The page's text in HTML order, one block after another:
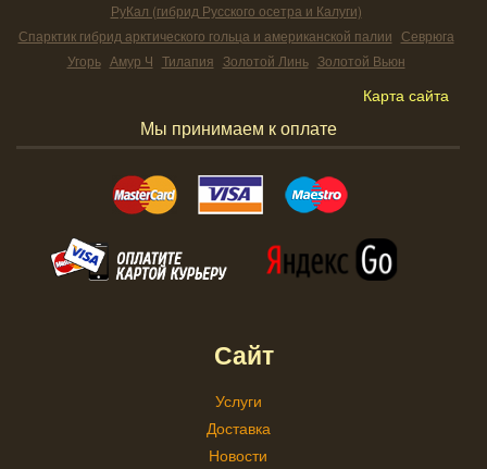
РуКал (гибрид Русского осетра и Калуги)
Спарктик гибрид арктического гольца и американской палии Севрюга
Угорь Амур Ч Тилапия Золотой Линь Золотой Вьюн
Карта сайта
Мы принимаем к оплате
Сайт
Услуги
Доставка
Новости